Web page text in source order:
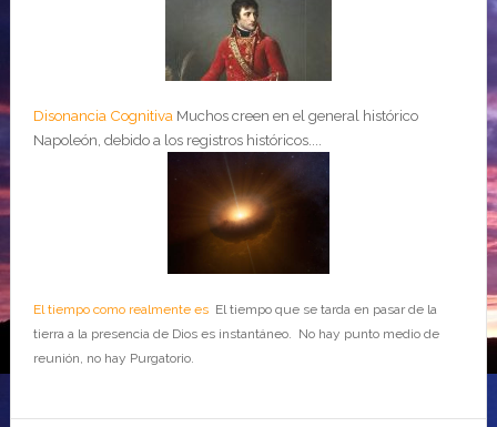
Disonancia Cognitiva Muchos creen en el general histórico
Napoleón, debido a los registros históricos....
El tiempo como realmente esEl tiempo que se tarda en pasar de la
tierra a la presencia de Dios es instantáneo. No hay punto medio de
reunión, no hay Purgatorio.